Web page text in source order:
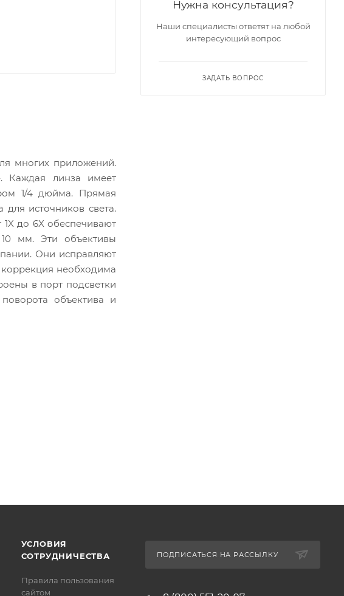
многих приложений.
Каждая линза имеет
1/4 дюйма. Прямая
источников света.
до 6X обеспечивают
мм. Эти объективы
Они исправляют
необходима
в порт подсветки
объектива и
Нужна консультация?
Наши специалисты ответят на любой
интересующий вопрос
ЗАДАТЬ ВОПРОС
УСЛОВИЯ
СОТРУДНИЧЕСТВА
Правила пользования
сайтом
ПОДПИСАТЬСЯ НА РАССЫЛКУ